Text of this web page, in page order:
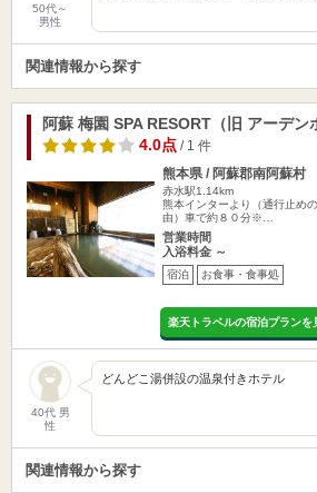
50代～
男性
関連情報から探す
阿蘇 梅園 SPA RESORT（旧 アーデン
4.0点/ 1 件
熊本県 / 阿蘇郡南阿蘇村
赤水駅1.14km
熊本インターより（通行止め
由）車で約８０分※…
営業時間
入浴料金 ～
宿泊 お食事・食事処
楽天トラベルの宿泊プランを
40代 男
性
どんどこ湯併設の温
熊本
関連情報から探す